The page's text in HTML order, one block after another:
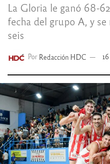
La Gloria le ganó 68-
fecha del grupo A, y
seis
Por Redacción HDC